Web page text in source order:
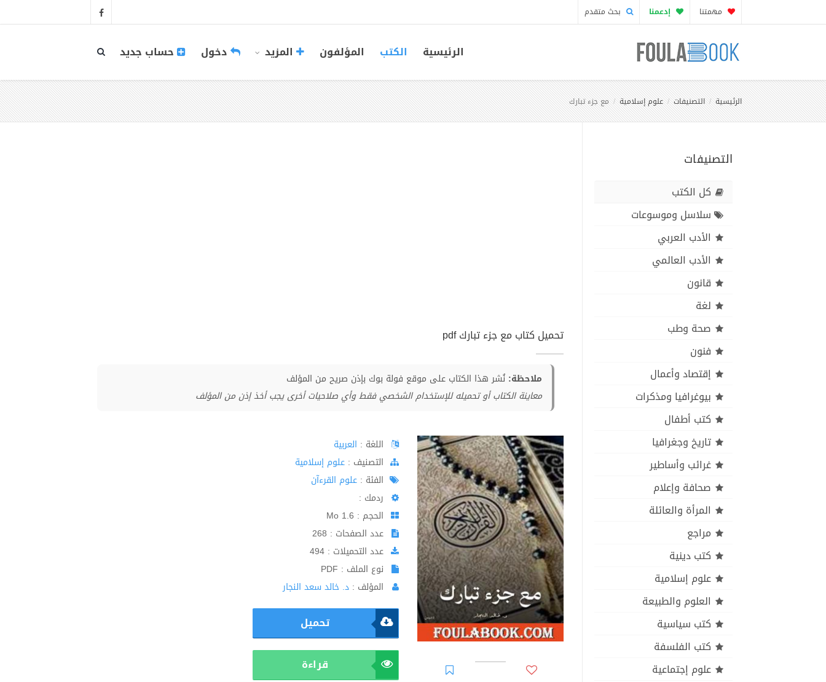
مهمتنا إدعمنا بحث متقدم
الرئيسية الكتب المؤلفون المزيد دخول حساب جديد
الرئيسية التصنيفات علوم إسلامية مع جزء تبارك
التصنيفات
كل الكتب
سلاسل وموسوعات
الأدب العربي
الأدب العالمي
قانون
لغة
صحة وطب
فنون
إقتصاد وأعمال
بيوغرافيا ومذكرات
كتب أطفال
تاريخ وجغرافيا
غرائب وأساطير
صحافة وإعلام
المرأة والعائلة
مراجع
كتب دينية
علوم إسلامية
العلوم والطبيعة
كتب سياسية
كتب الفلسفة
علوم إجتماعية
تحميل كتاب مع جزء تبارك pdf
ملاحظة: نُشر هذا الكتاب على موقع فولة بوك بإذن صريح من المؤلف
معاينة الكتاب أو تحميله للإستخدام الشخصي فقط وأي صلاحيات أخرى يجب أخذ إذن من المؤلف
اللغة : العربية
اﻟﺘﺼﻨﻴﻒ : علوم إسلامية
الفئة : علوم القرءآن
ردمك :
الحجم : 1.6 Mo
عدد الصفحات : 268
عدد التحميلات : 494
نوع الملف : PDF
المؤلف : د. خالد سعد النجار
تحميل
قراءة